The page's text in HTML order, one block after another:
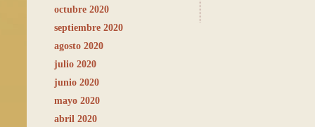
octubre 2020
septiembre 2020
agosto 2020
julio 2020
junio 2020
mayo 2020
abril 2020